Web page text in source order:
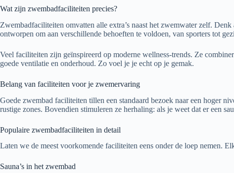
Wat zijn zwembadfaciliteiten precies?
Zwembadfaciliteiten omvatten alle extra’s naast het zwemwater zelf.
ontworpen om aan verschillende behoeften te voldoen, van sporters tot
Veel faciliteiten zijn geïnspireerd op moderne wellness-trends. Ze
goede ventilatie en onderhoud. Zo voel je je echt op je gemak.
Belang van faciliteiten voor je zwemervaring
Goede zwembad faciliteiten tillen een standaard bezoek naar een hoger
rustige zones. Bovendien stimuleren ze herhaling: als je weet dat er een
Populaire zwembadfaciliteiten in detail
Laten we de meest voorkomende faciliteiten eens onder de loep nemen.
Sauna’s in het zwembad